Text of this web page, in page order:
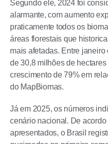
Segundo ele, 2024 foi
alarmante, com aumento
praticamente todos os
áreas florestais que
mais afetadas. Entre
de 30,8 milhões de
crescimento de 79% em
do MapBiomas.
Já em 2025, os números
cenário nacional. De
apresentados, o Brasil